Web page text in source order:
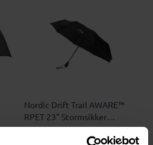
Nordic Drift Trail AWARE™
RPET 23" Stormsikker
Paraply
ved 250 stk.